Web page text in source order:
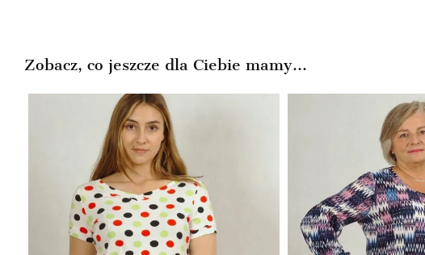
Zobacz, co jeszcze dla Ciebie mamy...